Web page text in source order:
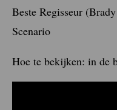
Beste Regisseur
Scenario
Hoe te bekijken: in de